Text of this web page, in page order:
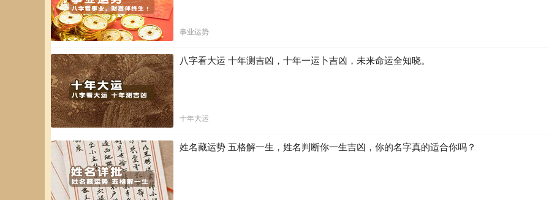
丙午年 丙申月 癸丑日 戊午时
冲： 冲鼠，
事业运势
八字看大运 十年测吉凶，十年一运卜吉凶，未来命运全知晓。
十年大运
姓名藏运势 五格解一生，姓名判断你一生吉凶，你的名字真的适合你吗？